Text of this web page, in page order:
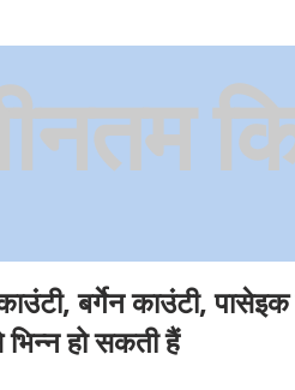
बर्गेन काउंटी,
हो सकती हैं